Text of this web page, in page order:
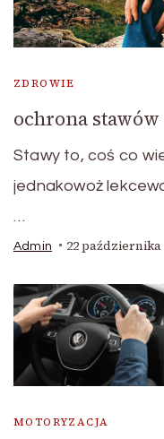
ZDROWIE
ochrona
Stawy to, coś co
jednakowoż
…
Admin 22 października
MOTORYZACJA